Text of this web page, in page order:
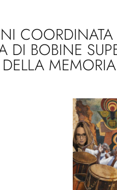
DI BOBINE